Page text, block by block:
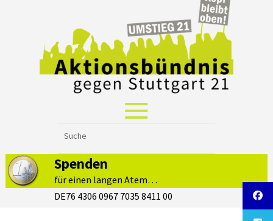
Spenden
für einen langen Atem…
DE76 4306 0967 7035 8411 00